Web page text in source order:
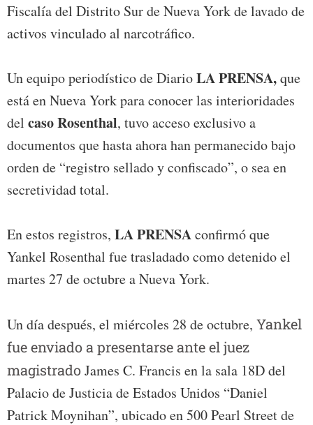
Fiscalía del Distrito Sur de Nueva York de lavado de
activos vinculado al narcotráfico.
Un equipo periodístico de DiarioLA PRENSA,que
está en Nueva York para conocer las interioridades
del caso Rosenthal, tuvo acceso exclusivo a
documentos que hasta ahora han permanecido bajo
orden de “registro sellado y confiscado”, o sea en
secretividad total.
En estos registros, LA PRENSAconfirmó que
Yankel Rosenthal fue trasladado como detenido el
martes 27 de octubre a Nueva York.
Un día después, el miércoles 28 de octubre, Yankel
fue enviado a presentarse ante el juez
magistradoJames C. Francis en la sala 18D del
Palacio de Justicia de Estados Unidos “Daniel
Patrick Moynihan”, ubicado en 500 Pearl Street de